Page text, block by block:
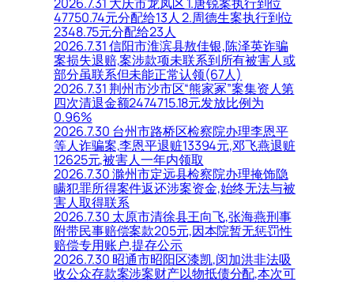
47750.74元分配给13人 2.周德生案执行到位
2348.75元分配给23人
2026.7.31 信阳市淮滨县敖佳银,陈泽英诈骗
案损失退赔,案涉款项未联系到所有被害人或
部分虽联系但未能正常认领(67人)
2026.7.31 荆州市沙市区“熊家冢”案集资人第
四次清退金额2474715.18元发放比例为
0.96%
2026.7.30 台州市路桥区检察院办理李恩平
等人诈骗案,李恩平退赃13394元,邓飞燕退赃
12625元,被害人一年内领取
2026.7.30 滁州市定远县检察院办理掩饰隐
瞒犯罪所得案件返还涉案资金,始终无法与被
害人取得联系
2026.7.30 太原市清徐县王向飞,张海燕刑事
附带民事赔偿案款205元,因本院暂无惩罚性
赔偿专用账户,提存公示
2026.7.30 昭通市昭阳区漆凯,闵加洪非法吸
收公众存款案涉案财产以物抵债分配,本次可